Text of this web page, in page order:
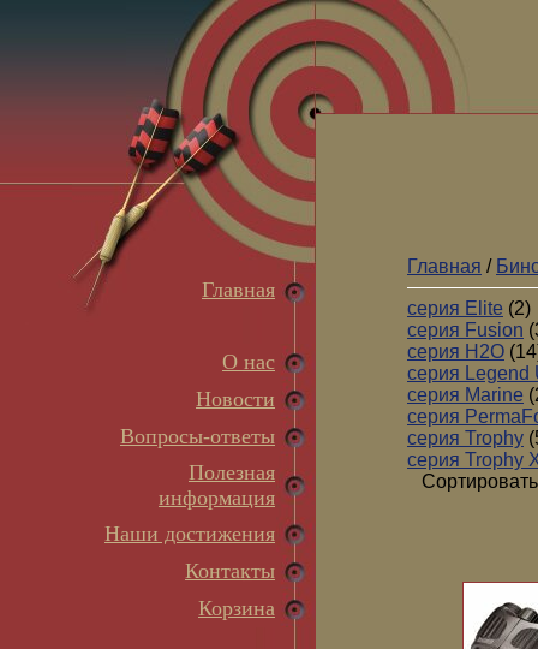
Главная
О нас
Новости
Вопросы-ответы
Полезная
информация
Наши достижения
Контакты
Корзина
Главная /
серия Elite (2)
серия Fusion
серия H2O
серия Legend
серия Marine
серия
серия Trophy
серия Trophy